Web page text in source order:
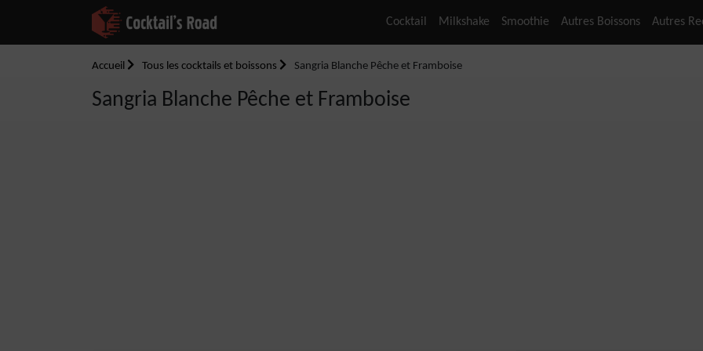
Cocktail Milkshake Smoothie Autres Boissons Autres
Accueil Tous les cocktails et boissons Sangria Blanche Pêche et Framboise
Sangria Blanche Pêche et Framboise